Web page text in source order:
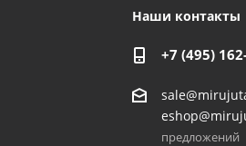
Наши контакты
+7 (495)
предложений